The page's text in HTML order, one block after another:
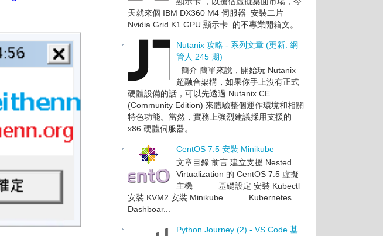
天就來個 IBM DX360 M4 伺服器 安裝二片
Nvidia Grid K1 GPU 顯示卡 的不專業開箱文。
Nutanix 攻略 - 系列文章 (更新: 網
管人 245 期)
簡介 簡單來說，開始玩 Nutanix
超融合架構，如果你手上沒有正式
硬體設備的話，可以先透過 Nutanix CE
(Community Edition) 來體驗整個運作環境和相關
特色功能。當然，實務上強烈建議採用支援的
x86 硬體伺服器。 ...
CentOS 7.5 安裝 Minikube
文章目錄 前言 建立支援 Nested
Virtualization 的 CentOS 7.5 虛擬
主機 基礎設定 安裝 Kubectl
安裝 KVM2 安裝 Minikube Kubernetes
Dashboar...
Python Journey (2) - VS Code 基